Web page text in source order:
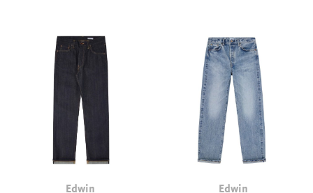
Edwin
Edwin